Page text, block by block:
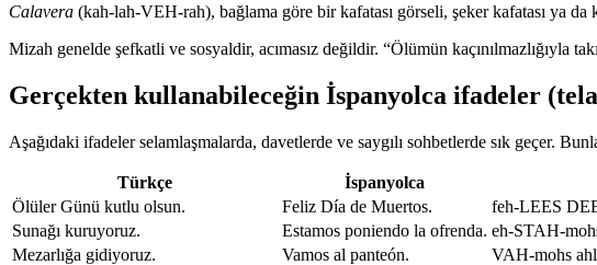
Calavera (kah-lah-VEH-rah), bağlama göre bir kafatası görseli, şeker kafatası ya
Mizah genelde şefkatli ve sosyaldir, acımasız değildir. “Ölümün kaçınılmazlığıyla
Gerçekten kullanabileceğin İspanyolca ifadeler
Aşağıdaki ifadeler selamlaşmalarda, davetlerde ve saygılı sohbetlerde sık geçer.
Türkçe İspanyolca
Ölüler Günü kutlu olsun.
Feliz Día de Muertos. feh-LEES
Sunağı kuruyoruz.
Estamos poniendo la ofrenda. eh-STAH-
Mezarlığa gidiyoruz.
Vamos al panteón. VAH-mohs